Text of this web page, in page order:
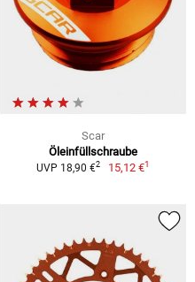
Scar
Öleinfüllschraube
UVP 18,90 €2 15,12 €1